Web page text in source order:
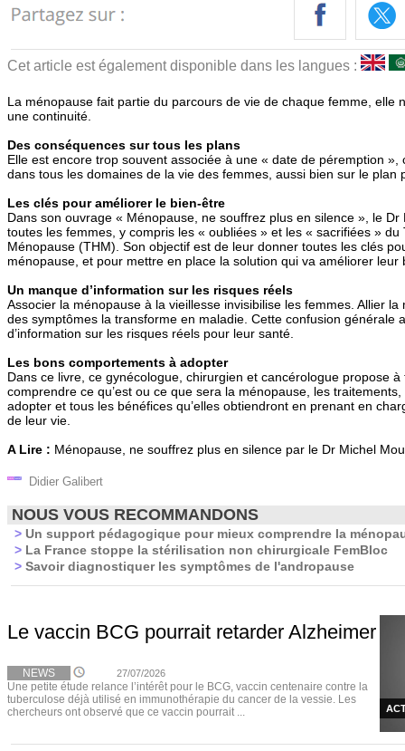
Cet article est également disponible dans les langues :
La ménopause fait partie du parcours de vie de chaque femme, elle
une continuité.
Des conséquences sur tous les plans
Elle est encore trop souvent associée à une « date de péremption »,
dans tous les domaines de la vie des femmes, aussi bien sur le plan
Les clés pour améliorer le bien-être
Dans son ouvrage « Ménopause, ne souffrez plus en silence », le Dr
toutes les femmes, y compris les « oubliées » et les « sacrifiées »
Ménopause (THM). Son objectif est de leur donner toutes les clés
ménopause, et pour mettre en place la solution qui va améliorer leur
Un manque d’information sur les risques réels
Associer la ménopause à la vieillesse invisibilise les femmes. Allier
des symptômes la transforme en maladie. Cette confusion générale
d’information sur les risques réels pour leur santé.
Les bons comportements à adopter
Dans ce livre, ce gynécologue, chirurgien et cancérologue propose
comprendre ce qu’est ou ce que sera la ménopause, les
adopter et tous les bénéfices qu’elles obtiendront en prenant en
de leur vie.
A Lire : Ménopause, ne souffrez plus en silence par le Dr Michel
Didier Galibert
NOUS VOUS RECOMMANDONS
> Un support pédagogique pour mieux comprendre la
> La France stoppe la stérilisation non chirurgicale FemBloc
> Savoir diagnostiquer les symptômes de l'andropause
Le vaccin BCG pourrait retarder Alzheimer
NEWS 27/07/2026
Une petite étude relance l’intérêt pour le BCG, vaccin centenaire contre la
tuberculose déjà utilisé en immunothérapie du cancer de la vessie. Les
chercheurs ont observé que ce vaccin pourrait ...